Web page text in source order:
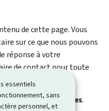
essentiels
sans
personnel, et
de cette page. Vous
sur ce que nous pouvons
réponse à votre
de contact pour toute
( * ) sontobligatoires.